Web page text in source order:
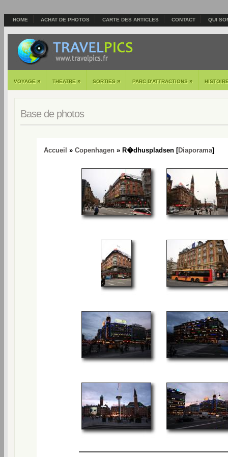
HOME ACHAT DE PHOTOS CARTE DES ARTICLES CONTACT QUI
VOYAGE » THEATRE » SORTIES » PARC D'ATTRACTIONS »
Base de photos
Accueil » Copenhagen » R�dhuspladsen [Diaporama]